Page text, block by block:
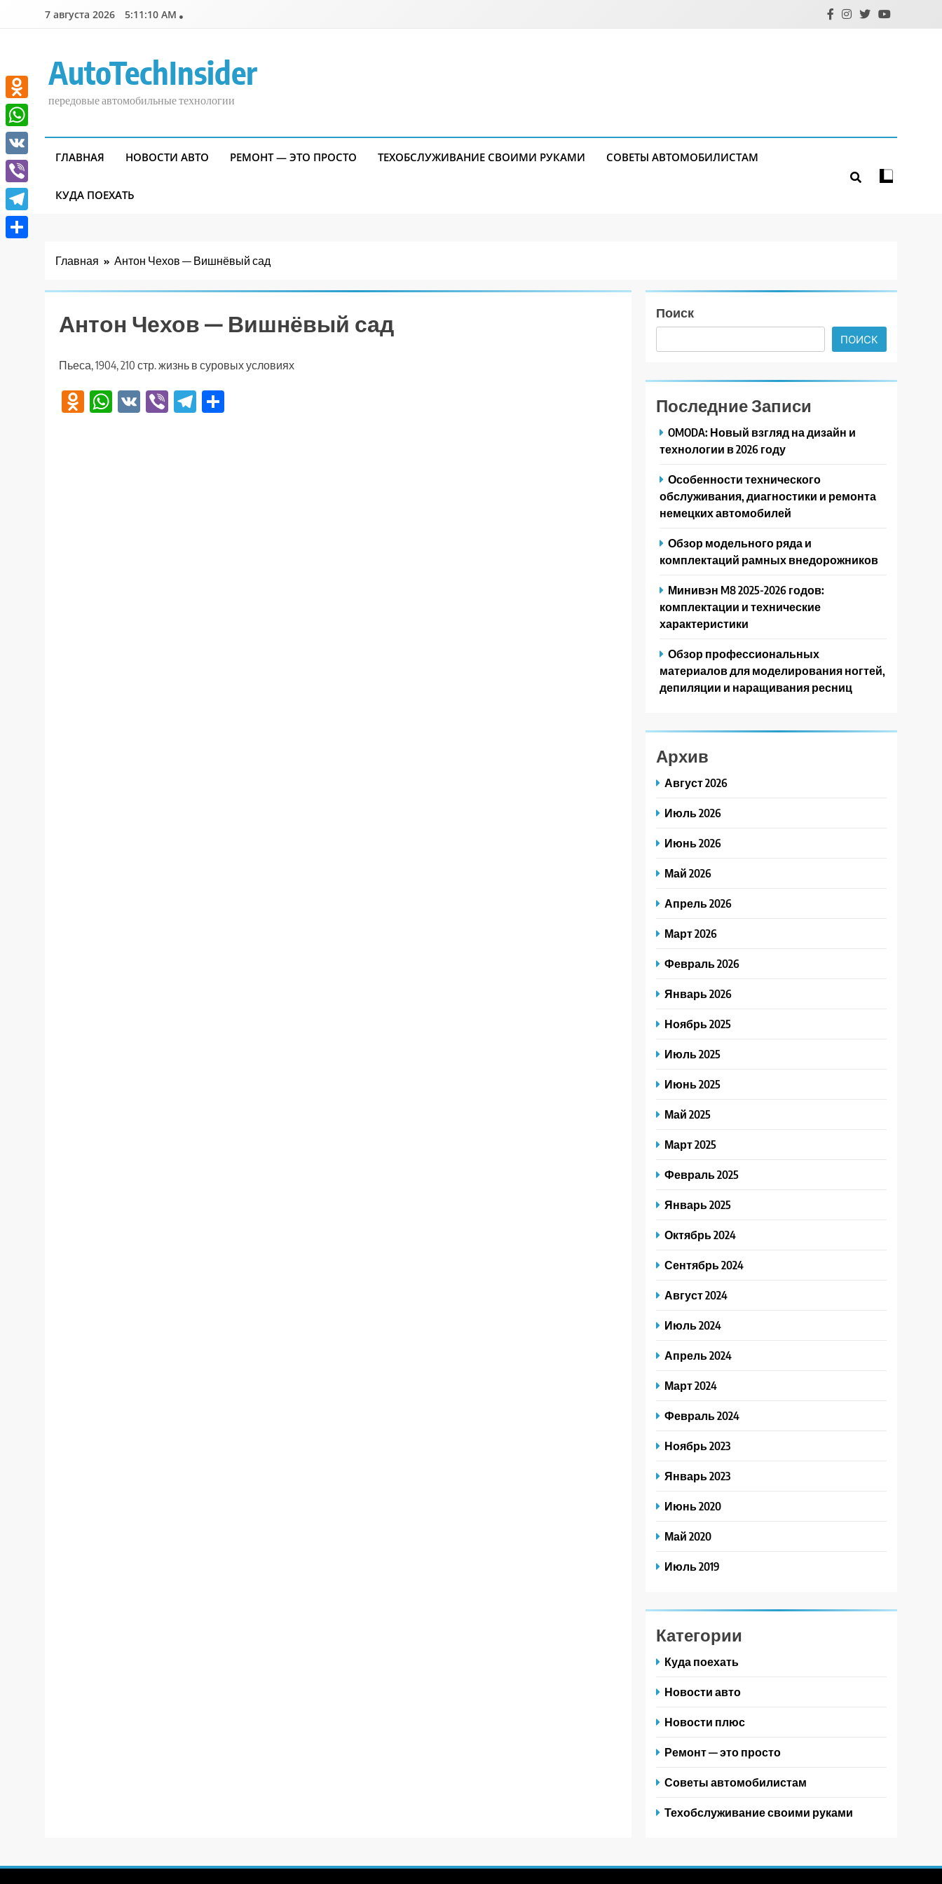
7 августа 2026 5:11:11 AM
AutoTechInsider
передовые автомобильные технологии
ГЛАВНАЯ НОВОСТИ АВТО РЕМОНТ — ЭТО ПРОСТО ТЕХОБСЛУЖИВАНИЕ СВОИМИ РУКАМИ СОВЕТЫ АВТОМОБИЛИСТАМ
КУДА ПОЕХАТЬ
Главная Антон Чехов — Вишнёвый сад
Антон Чехов — Вишнёвый сад
Пьеса, 1904, 210 стр. жизнь в суровых условиях
Odnoklassniki
WhatsApp
VK ViberTelegram
Поиск
ПОИСК
Последние Записи
OMODA: Новый взгляд на дизайн и
технологии в 2026 году
Особенности технического
обслуживания, диагностики и ремонта
немецких автомобилей
Обзор модельного ряда и
комплектаций рамных внедорожников
Минивэн M8 2025-2026 годов:
комплектации и технические
характеристики
Обзор профессиональных
материалов для моделирования ногтей,
депиляции и наращивания ресниц
Архив
Август 2026
Июль 2026
Июнь 2026
Май 2026
Апрель 2026
Март 2026
Февраль 2026
Январь 2026
Ноябрь 2025
Июль 2025
Июнь 2025
Май 2025
Март 2025
Февраль 2025
Январь 2025
Октябрь 2024
Сентябрь 2024
Август 2024
Июль 2024
Апрель 2024
Март 2024
Февраль 2024
Ноябрь 2023
Январь 2023
Июнь 2020
Май 2020
Июль 2019
Категории
Куда поехать
Новости авто
Новости плюс
Ремонт — это просто
Советы автомобилистам
Техобслуживание своими руками
Odnoklassniki
WhatsApp
VK
Viber
Telegram